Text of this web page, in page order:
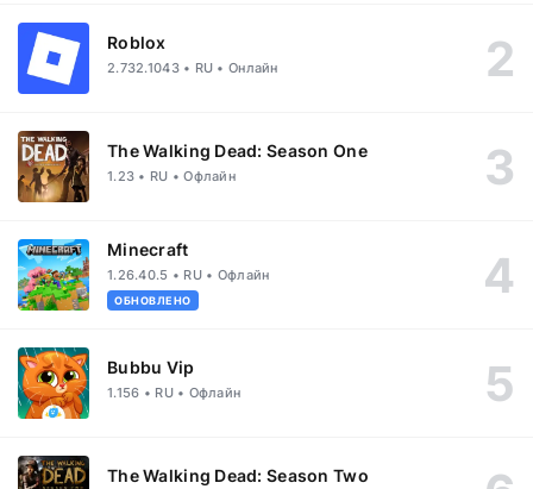
Roblox
2.732.1043 • RU • Онлайн
The Walking Dead: Season One
1.23 • RU • Офлайн
Minecraft
1.26.40.5 • RU • Офлайн
ОБНОВЛЕНО
Bubbu Vip
1.156 • RU • Офлайн
The Walking Dead: Season Two